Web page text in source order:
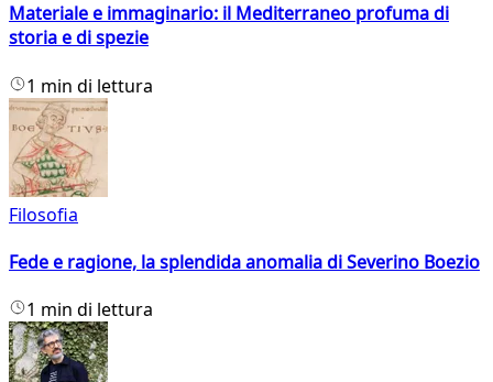
Materiale e immaginario: il Mediterraneo profuma di
storia e di spezie
1 min di lettura
Filosofia
Fede e ragione, la splendida anomalia di Severino Boezio
1 min di lettura